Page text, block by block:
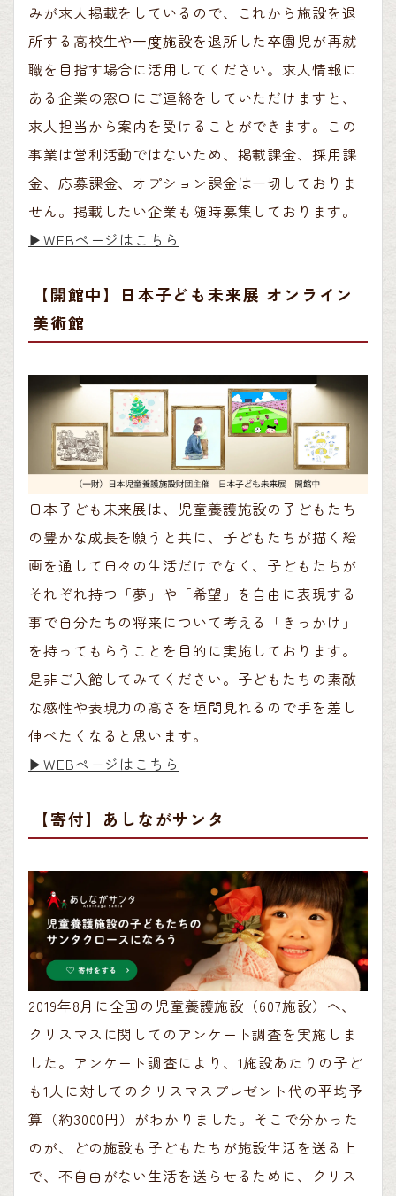
みが求人掲載をしているので、これから施設を退
所する高校生や一度施設を退所した卒園児が再就
職を目指す場合に活用してください。求人情報に
ある企業の窓口にご連絡をしていただけますと、
求人担当から案内を受けることができます。この
事業は営利活動ではないため、掲載課金、採用課
金、応募課金、オプション課金は一切しておりま
せん。掲載したい企業も随時募集しております。
▶︎WEBページはこちら
【開館中】日本子ども未来展 オンライン
美術館
日本子ども未来展は、児童養護施設の子どもたち
の豊かな成長を願うと共に、子どもたちが描く絵
画を通して日々の生活だけでなく、子どもたちが
それぞれ持つ「夢」や「希望」を自由に表現する
事で自分たちの将来について考える「きっかけ」
を持ってもらうことを目的に実施しております。
是非ご入館してみてください。子どもたちの素敵
な感性や表現力の高さを垣間見れるので手を差し
伸べたくなると思います。
▶︎WEBページはこちら
【寄付】あしながサンタ
2019年8月に全国の児童養護施設（607施設）へ、
クリスマスに関してのアンケート調査を実施しま
した。アンケート調査により、1施設あたりの子ど
も1人に対してのクリスマスプレゼント代の平均予
算（約3000円）がわかりました。そこで分かった
のが、どの施設も子どもたちが施設生活を送る上
で、不自由がない生活を送らせるために、クリス